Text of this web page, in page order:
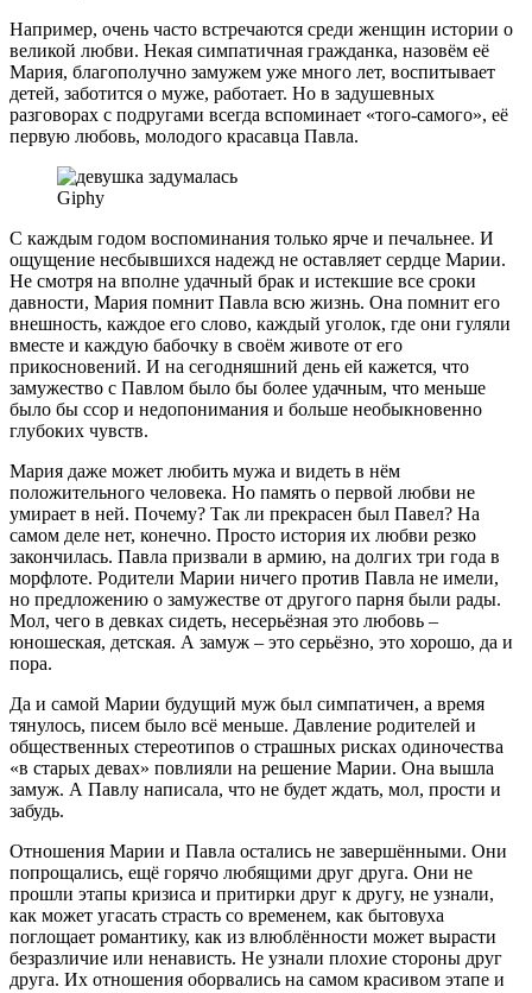
Например, очень часто встречаются среди женщин истории о
великой любви. Некая симпатичная гражданка, назовём её
Мария, благополучно замужем уже много лет, воспитывает
детей, заботится о муже, работает. Но в задушевных
разговорах с подругами всегда вспоминает «того-самого», её
первую любовь, молодого красавца Павла.
Giphy
С каждым годом воспоминания только ярче и печальнее. И
ощущение несбывшихся надежд не оставляет сердце Марии.
Не смотря на вполне удачный брак и истекшие все сроки
давности, Мария помнит Павла всю жизнь. Она помнит его
внешность, каждое его слово, каждый уголок, где они гуляли
вместе и каждую бабочку в своём животе от его
прикосновений. И на сегодняшний день ей кажется, что
замужество с Павлом было бы более удачным, что меньше
было бы ссор и недопонимания и больше необыкновенно
глубоких чувств.
Мария даже может любить мужа и видеть в нём
положительного человека. Но память о первой любви не
умирает в ней. Почему? Так ли прекрасен был Павел? На
самом деле нет, конечно. Просто история их любви резко
закончилась. Павла призвали в армию, на долгих три года в
морфлоте. Родители Марии ничего против Павла не имели,
но предложению о замужестве от другого парня были рады.
Мол, чего в девках сидеть, несерьёзная это любовь –
юношеская, детская. А замуж – это серьёзно, это хорошо, да и
пора.
Да и самой Марии будущий муж был симпатичен, а время
тянулось, писем было всё меньше. Давление родителей и
общественных стереотипов о страшных рисках одиночества
«в старых девах» повлияли на решение Марии. Она вышла
замуж. А Павлу написала, что не будет ждать, мол, прости и
забудь.
Отношения Марии и Павла остались не завершёнными. Они
попрощались, ещё горячо любящими друг друга. Они не
прошли этапы кризиса и притирки друг к другу, не узнали,
как может угасать страсть со временем, как бытовуха
поглощает романтику, как из влюблённости может вырасти
безразличие или ненависть. Не узнали плохие стороны друг
друга. Их отношения оборвались на самом красивом этапе и